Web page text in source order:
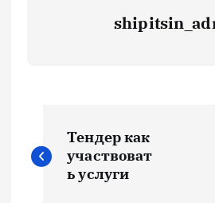
а
Тендер как
участвоват
ь услуги